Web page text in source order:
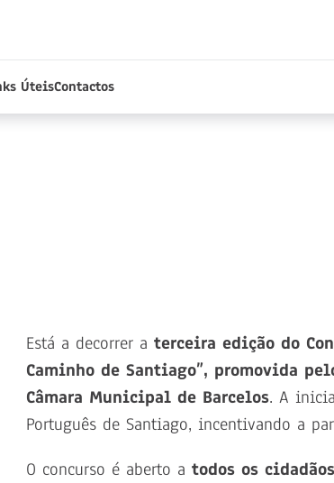
ÚteisContactos
Está a decorrer a terceira edição do
Caminho de Santiago”, promovida
Câmara Municipal de Barcelos. A
Português de Santiago, incentivando a
O concurso é aberto a todos os